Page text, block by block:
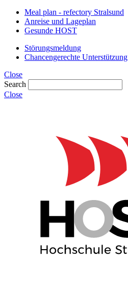
Meal plan - refectory Stralsund
Anreise und Lageplan
Gesunde HOST
Störungsmeldung
Chancengerechte Unterstützung
Close
Search
Close